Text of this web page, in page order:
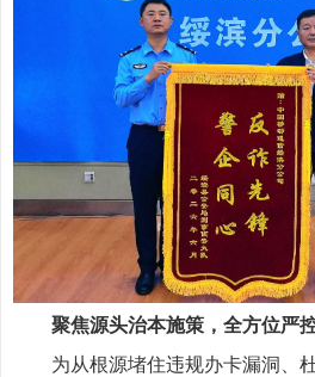
聚焦源头治本施策，全方位严
为从根源堵住违规办卡漏洞、